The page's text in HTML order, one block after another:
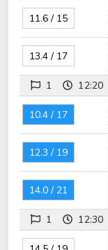
11.6 / 15
13.4 / 17
1 12:20
10.4 / 17
12.3 / 19
14.0 / 21
1 12:30